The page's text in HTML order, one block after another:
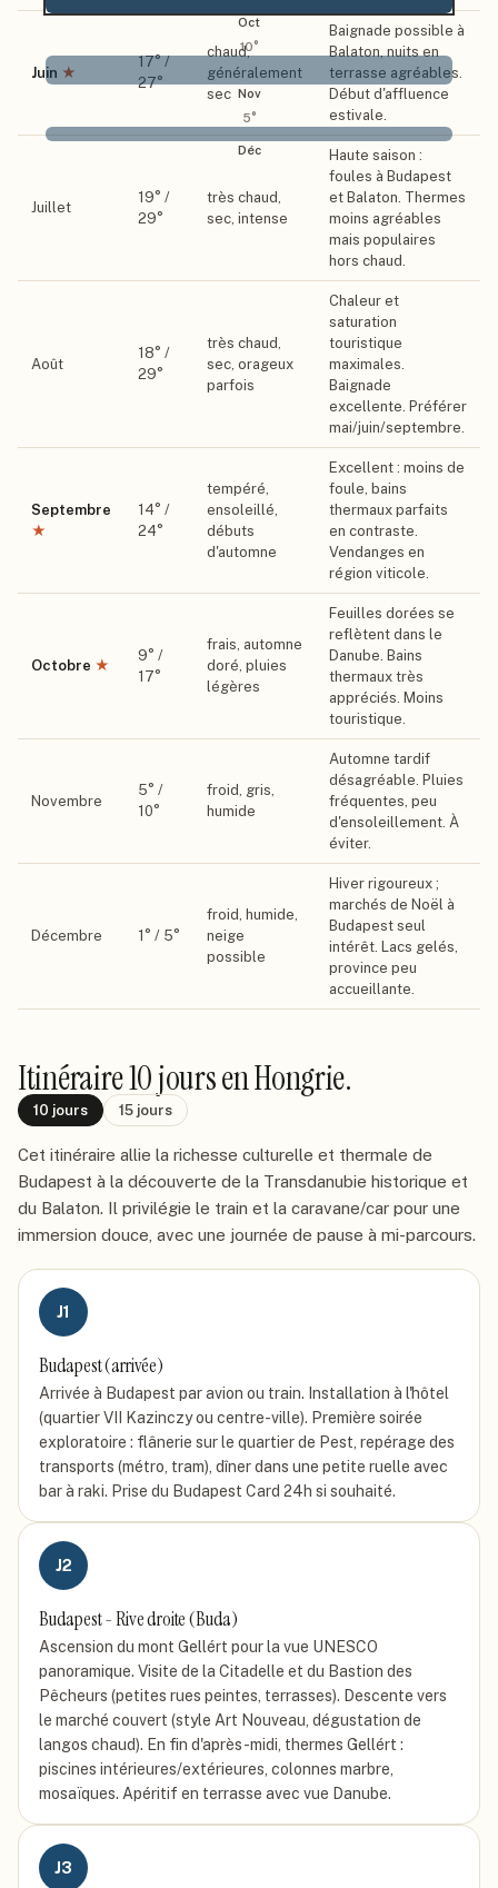
Oct
10°
Nov
5°
Déc
Juin ★
17° /
27°
chaud,
généralement
sec
Baignade possible à
Balaton, nuits en
terrasse agréables.
Début d'affluence
estivale.
Juillet
19° /
29°
très chaud,
sec, intense
Haute saison :
foules à Budapest
et Balaton. Thermes
moins agréables
mais populaires
hors chaud.
Août
18° /
29°
très chaud,
sec, orageux
parfois
Chaleur et
saturation
touristique
maximales.
Baignade
excellente. Préférer
mai/juin/septembre.
Septembre
★
14° /
24°
tempéré,
ensoleillé,
débuts
d'automne
Excellent : moins de
foule, bains
thermaux parfaits
en contraste.
Vendanges en
région viticole.
Octobre ★
9° /
17°
frais, automne
doré, pluies
légères
Feuilles dorées se
reflètent dans le
Danube. Bains
thermaux très
appréciés. Moins
touristique.
Novembre
5° /
10°
froid, gris,
humide
Automne tardif
désagréable. Pluies
fréquentes, peu
d'ensoleillement. À
éviter.
Décembre 1 ° / 5°
froid, humide,
neige
possible
Hiver rigoureux ;
marchés de Noël à
Budapest seul
intérêt. Lacs gelés,
province peu
accueillante.
Itinéraire10 joursen Hongrie.
10 jours 15 jours
Cet itinéraire allie la richesse culturelle et thermale de
Budapest à la découverte de la Transdanubie historique et
du Balaton. Il privilégie le train et la caravane/car pour une
immersion douce, avec une journée de pause à mi-parcours.
J1
Budapest (arrivée)
Arrivée à Budapest par avion ou train. Installation à l'hôtel
(quartier VII Kazinczy ou centre-ville). Première soirée
exploratoire : flânerie sur le quartier de Pest, repérage des
transports (métro, tram), dîner dans une petite ruelle avec
bar à raki. Prise du Budapest Card 24h si souhaité.
J2
Budapest - Rive droite (Buda)
Ascension du mont Gellért pour la vue UNESCO
panoramique. Visite de la Citadelle et du Bastion des
Pêcheurs (petites rues peintes, terrasses). Descente vers
le marché couvert (style Art Nouveau, dégustation de
langos chaud). En fin d'après-midi, thermes Gellért :
piscines intérieures/extérieures, colonnes marbre,
mosaïques. Apéritif en terrasse avec vue Danube.
J3